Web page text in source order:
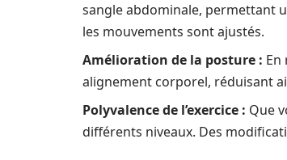
sangle abdominale, permettant
les mouvements sont ajustés.
Amélioration de la posture :
alignement corporel, réduisant
Polyvalence de l’exercice : Que
différents niveaux. Des